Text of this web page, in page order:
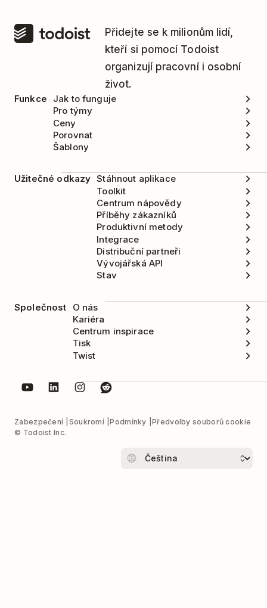
Přidejte se k milionům lidí,
kteří si pomocí Todoist
organizují pracovní i osobní
život.
Funkce
Jak to funguje
Pro týmy
Ceny
Porovnat
Šablony
Užitečné odkazy Stáhnout aplikace
Toolkit
Centrum nápovědy
Příběhy zákazníků
Produktivní metody
Integrace
Distribuční partneři
Vývojářská API
Stav
Společnost
O nás
Kariéra
Centrum inspirace
Tisk
Twist
Zabezpečení Soukromí Podmínky
Předvolby souborů cookie
© Todoist Inc.